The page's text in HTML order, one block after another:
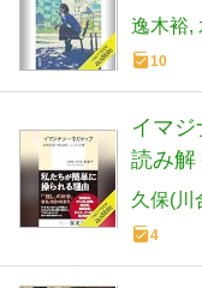
逸木裕
10
イマ
読み解
久保(川
4